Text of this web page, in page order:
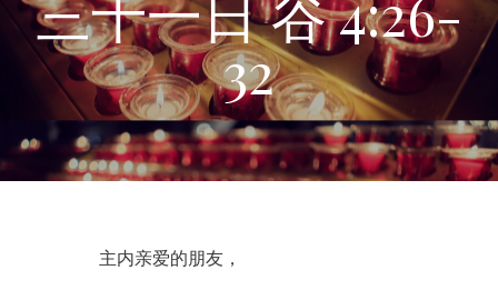
32
主内亲爱的朋友，